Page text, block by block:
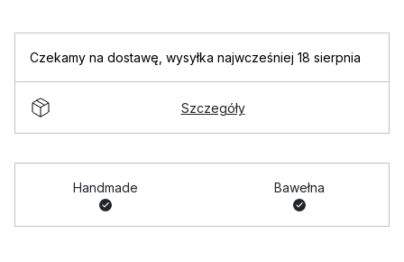
Czekamy na dostawę wysyłka najwcześniej 18 sierpnia
Szczegóły
Handmade Bawełna